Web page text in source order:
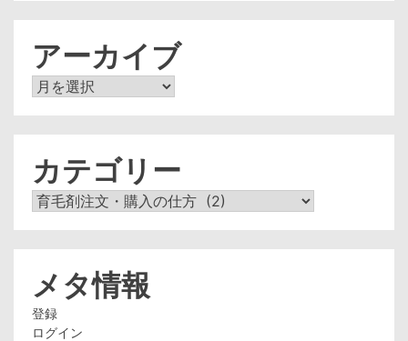
アーカイブ
ア
カテゴリー
カ
メタ情報
登録
ログイン